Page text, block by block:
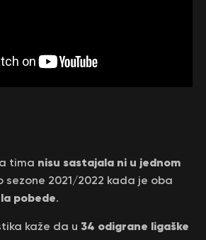
tima nisu sastajala ni u jednom
sezone 2021/2022 kada je oba
pobede.
kaže da u 34 odigrane ligaške